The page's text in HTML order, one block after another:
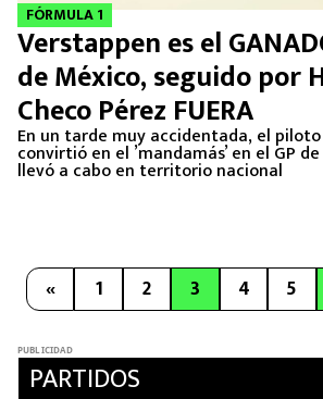
FÓRMULA 1
Verstappen es el
de México, seguido por
Checo Pérez FUERA
En un tarde muy accidentada, el
convirtió en el ’mandamás’ en el GP
llevó a cabo en territorio nacional
« 1 2 3 4 5